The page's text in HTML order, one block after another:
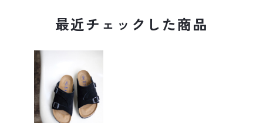
最近チェックした商品